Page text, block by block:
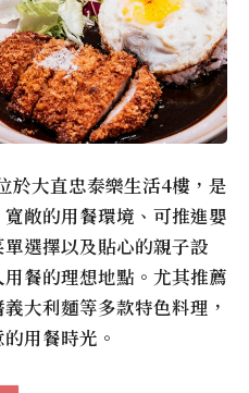
於大直忠泰樂生活4樓，是
敞的用餐環境、可推進嬰
選擇以及貼心的親子設
餐的理想地點。尤其推薦
大利麵等多款特色料理，
用餐時光。